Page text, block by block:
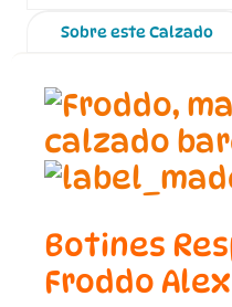
Sobre este Calzado
Botines
Froddo Alex